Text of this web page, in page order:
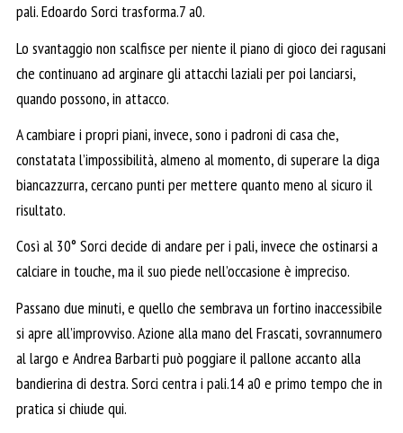
pali. Edoardo Sorci trasforma.7 a0.
Lo svantaggio non scalfisce per niente il piano di gioco dei ragusani
che continuano ad arginare gli attacchi laziali per poi lanciarsi,
quando possono, in attacco.
A cambiare i propri piani, invece, sono i padroni di casa che,
constatata l’impossibilità, almeno al momento, di superare la diga
biancazzurra, cercano punti per mettere quanto meno al sicuro il
risultato.
Così al 30° Sorci decide di andare per i pali, invece che ostinarsi a
calciare in touche, ma il suo piede nell’occasione è impreciso.
Passano due minuti, e quello che sembrava un fortino inaccessibile
si apre all’improvviso. Azione alla mano del Frascati, sovrannumero
al largo e Andrea Barbarti può poggiare il pallone accanto alla
bandierina di destra. Sorci centra i pali.14 a0 e primo tempo che in
pratica si chiude qui.